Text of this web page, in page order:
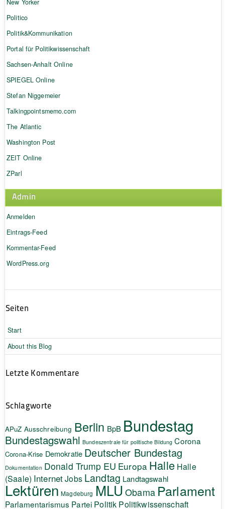
New Yorker
Politico
Politik&Kommunikation
Portal für Politikwissenschaft
Sachsen-Anhalt Online
SPIEGEL Online
Stefan Niggemeier
Talkingpointsmemo.com
The Atlantic
Washington Post
ZEIT Online
ZParl
Admin
Anmelden
Eintrags-Feed
Kommentar-Feed
WordPress.org
Seiten
Start
About this Blog
Letzte Kommentare
Schlagworte
APuZ Ausschreibung Berlin BpB Bundestag
Bundestagswahl Bundeszentrale für politische Bildung Corona
Corona-Krise Demokratie Deutscher Bundestag
Dokumentation Donald Trump EU Europa Halle Halle
(Saale) InternetJobs Landtag Landtagswahl
Lektüren Magdeburg MLU Obama Parlament
Parlamentarismus Partei Politik Politikwissenschaft